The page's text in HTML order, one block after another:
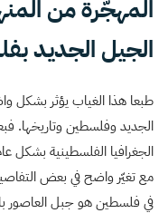
المهجّرة من
الجيل الجديد
طبعا هذا الغياب يؤثر بشكل
الجديد وفلسطين وتاريخها.
الجغرافيا الفلسطينية بشكل
مع تغيّر واضح في بعض
في فلسطين هو جبل العاصور